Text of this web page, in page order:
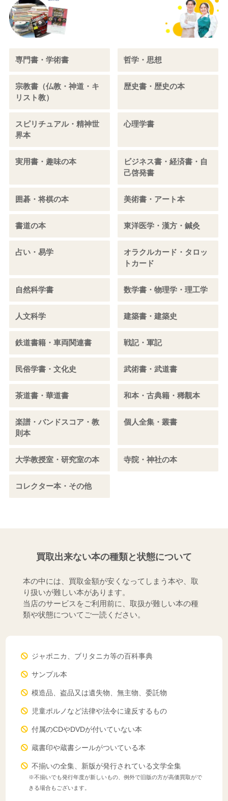
専門書・学術書 哲学・思想
宗教書（仏教・神道・キ
リスト教）
歴史書・歴史の本
スピリチュアル・精神世
界本
心理学書
実用書・趣味の本
ビジネス書・経済書・自
己啓発書
囲碁・将棋の本 美術書・アート本
書道の本 東洋医学・漢方・鍼灸
占い・易学
オラクルカード・タロッ
トカード
自然科学書 数学書・物理学・理工学
人文科学 建築書・建築史
鉄道書籍・車両関連書 戦記・軍記
民俗学書・文化史 武術書・武道書
茶道書・華道書 和本・古典籍・稀覯本
楽譜・バンドスコア・教
則本
個人全集・叢書
大学教授室・研究室の本 寺院・神社の本
コレクター本・その他
買取出来ない本の種類と状態について
本の中には、買取金額が安くなってしまう本や、取
り扱いが難しい本があります。
当店のサービスをご利用前に、取扱が難しい本の種
類や状態についてご一読ください。
ジャポニカ、ブリタニカ等の百科事典
サンプル本
模造品、盗品又は遺失物、無主物、委託物
児童ポルノなど法律や法令に違反するもの
付属のCDやDVDが付いていない本
蔵書印や蔵書シールがついている本
不揃いの全集、新版が発行されている文学全集
※不揃いでも発行年度が新しいもの、例外で旧版の方が高価買取がで
きる場合もございます。